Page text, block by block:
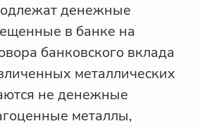
денежные
в банке на
банковского вклада
металлических
не денежные
металлы,